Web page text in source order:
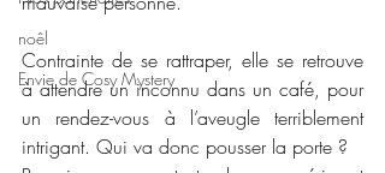
noêl
Envie de Cosy Mystery
Contrainte de se rattraper, elle se retrouve
à attendre un inconnu dans un café, pour
un rendez-vous à l’aveugle terriblement
intrigant. Qui va donc pousser la porte ?